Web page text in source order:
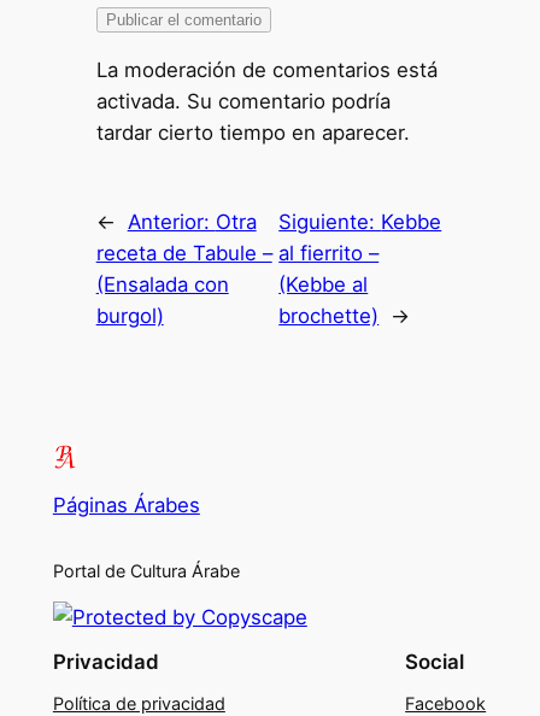
La moderación de comentarios está
activada. Su comentario podría
tardar cierto tiempo en aparecer.
← Anterior: Otra
receta de Tabule –
(Ensalada con
burgol)
Siguiente: Kebbe
al fierrito –
(Kebbe al
brochette)
→
Páginas Árabes
Portal de Cultura Árabe
Privacidad
Política de privacidad
Social
Facebook